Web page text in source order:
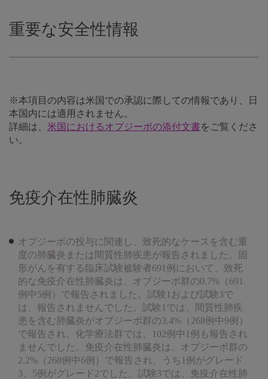
重要な安全性情報
※本項目の内容は米国での承認に際しての情報であり、日
本国内には適用されません。
詳細は、 米国におけるオプジーボの添付文書をご覧くださ
い。
免疫介在性肺臓炎
オプジーボの投与に関連し、致死的なケースを含む重
度の肺臓炎または間質性肺疾患が報告されました。固
形がんを有する臨床試験被験者691例において、致死
的な免疫介在性肺臓炎は、オプジーボ群の0.7%（691
例中5例）で報告されました。試験1および試験3で
は、報告されませんでした。試験1では、間質性肺疾
患を含む肺臓炎がオプジーボ群の3.4%（268例中9例）
で報告され、化学療法群では、102例中1例も報告され
ませんでした。免疫介在性肺臓炎は、オプジーボ群の
2.2%（268例中6例）で報告され、うち1例がグレード
3、5例がグレード2でした。試験3では、免疫介在性肺